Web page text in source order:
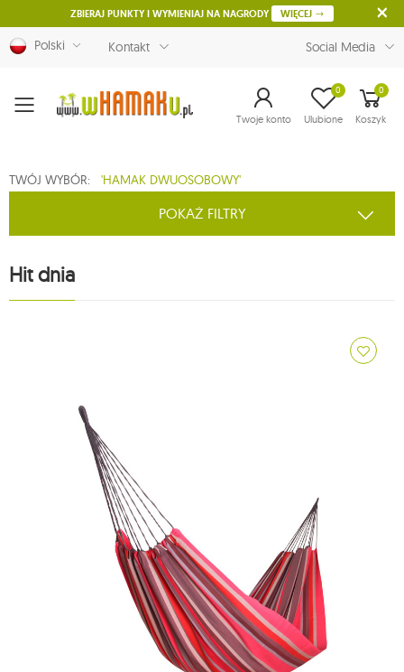
ZBIERAJ PUNKTY I WYMIENIAJ NA NAGRODY WIĘCEJ
Polski Kontakt Social Media
Menu Twoje konto Ulubione
0 0
Koszyk
TWÓJ WYBÓR: 'HAMAK DWUOSOBOWY'
POKAŻ FILTRY
Hit dnia